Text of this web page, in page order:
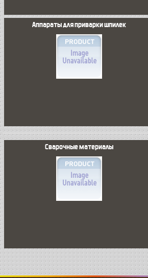
Аппараты для приварки шпилек
Сварочные материалы